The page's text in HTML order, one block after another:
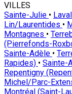
VILLES
Sainte-Julie •
Lin/Laurentides •
Montagnes •
(Pierrefonds-
Sainte-Adèle •
Rapides) • Sainte-
Repentigny
Michel/Parc-
Montréal (Saint-